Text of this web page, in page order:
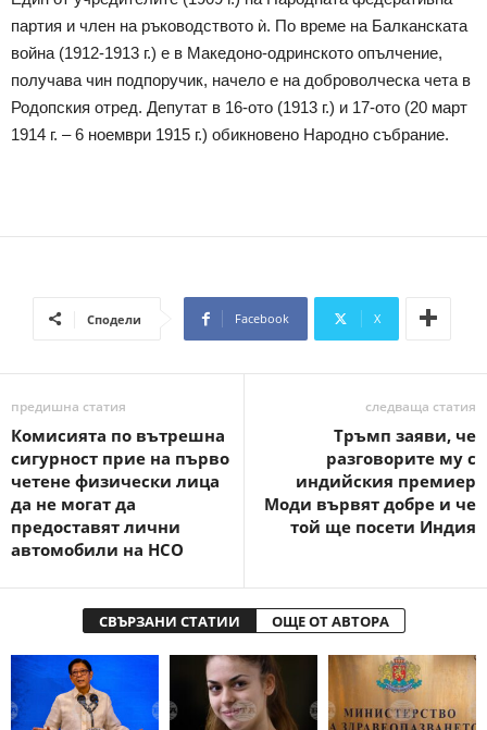
партия и член на ръководството ѝ. По време на Балканската
война (1912-1913 г.) е в Македоно-одринското опълчение,
получава чин подпоручик, начело е на доброволческа чета в
Родопския отред. Депутат в 16-ото (1913 г.) и 17-ото (20 март
1914 г. – 6 ноември 1915 г.) обикновено Народно събрание.
Сподели Facebook X
предишна статия
Комисията по вътрешна
сигурност прие на първо
четене физически лица
да не могат да
предоставят лични
автомобили на НСО
следваща статия
Тръмп заяви, че
разговорите му с
индийския премиер
Моди вървят добре и че
той ще посети Индия
СВЪРЗАНИ СТАТИИ ОЩЕ ОТ АВТОРА